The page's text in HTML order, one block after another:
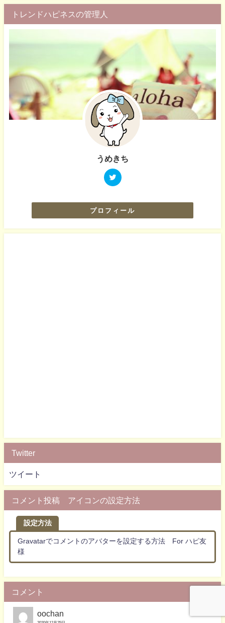
トレンドハピネスの管理人
うめきち
プロフィール
Twitter
ツイート
コメント投稿 アイコンの設定方法
設定方法
Gravatarでコメントのアバターを設定する方法 For ハピ友
様
コメント
oochan